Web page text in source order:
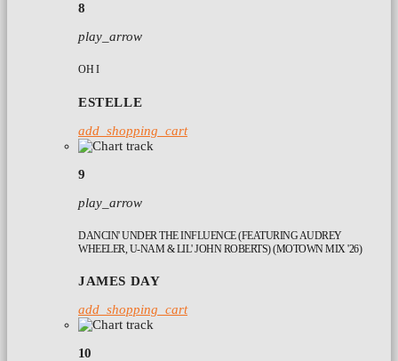
8
play_arrow
OH I
ESTELLE
add_shopping_cart
9
play_arrow
DANCIN' UNDER THE INFLUENCE (FEATURING AUDREY
WHEELER, U-NAM & LIL' JOHN ROBERTS) (MOTOWN MIX '26)
JAMES DAY
add_shopping_cart
10